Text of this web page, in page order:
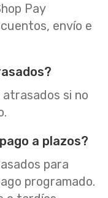
Pay
envío e
atrasados si no
a plazos?
para
programado.